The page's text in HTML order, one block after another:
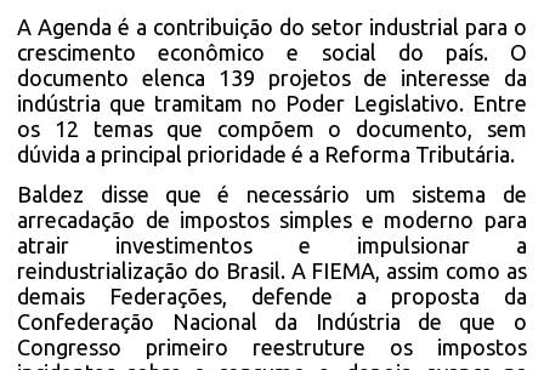
A Agenda é a contribuição do setor industrial para o
crescimento econômico e social do país. O
documento elenca 139 projetos de interesse da
indústria que tramitam no Poder Legislativo. Entre
os 12 temas que compõem o documento, sem
dúvida a principal prioridade é a Reforma Tributária.
Baldez disse que é necessário um sistema de
arrecadação de impostos simples e moderno para
atrair investimentos e impulsionar a
reindustrialização do Brasil. A FIEMA, assim como as
demais Federações, defende a proposta da
Confederação Nacional da Indústria de que o
Congresso primeiro reestruture os impostos